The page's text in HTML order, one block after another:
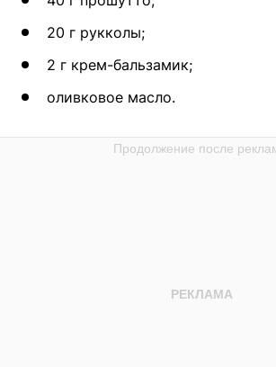
20 г рукколы;
2 г крем-бальзамик;
оливковое масло.